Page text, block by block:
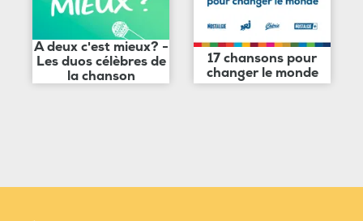
A deux c'est mieux? -
Les duos célèbres de
la chanson
17 chansons pour
changer le monde